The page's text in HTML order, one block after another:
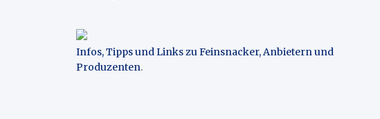
Infos, Tipps und Links zu Feinsnacker, Anbietern und
Produzenten.